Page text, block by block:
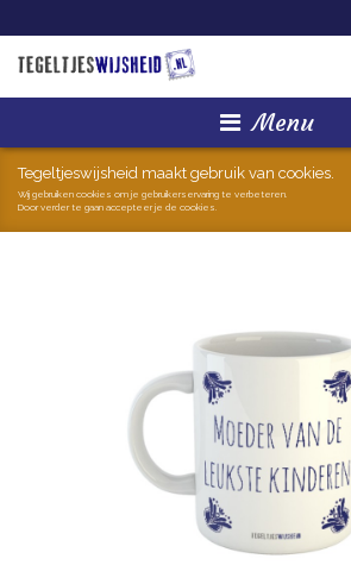
Menu
Homepage
Tegeltjes
Hollandse Kunst
Geschenkjes
Zoeken
Blogs
Tegeltjeswijsheid maakt gebruik van cookies.
Wij gebruiken cookies om je gebruikerservaring te verbeteren.
Door verder te gaan accepteer je de cookies.